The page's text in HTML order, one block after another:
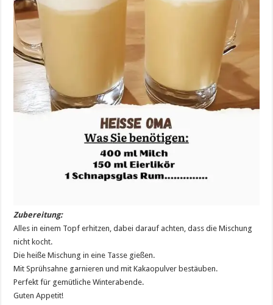
Zubereitung:
Alles in einem Topf erhitzen, dabei darauf achten, dass die Mischung
nicht kocht.
Die heiße Mischung in eine Tasse gießen.
Mit Sprühsahne garnieren und mit Kakaopulver bestäuben.
Perfekt für gemütliche Winterabende.
Guten Appetit!